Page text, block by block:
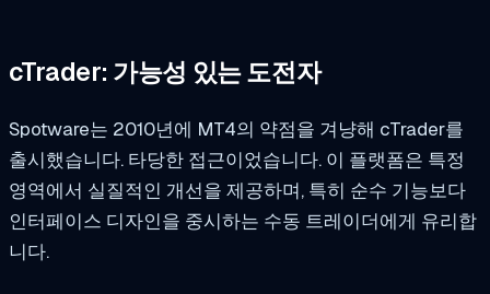
cTrader: 가능성 있는 도전자
Spotware는 2010년에 MT4의 약점을 겨냥해 cTrader를
출시했습니다. 타당한 접근이었습니다. 이 플랫폼은 특정
영역에서 실질적인 개선을 제공하며, 특히 순수 기능보다
인터페이스 디자인을 중시하는 수동 트레이더에게 유리합
니다.